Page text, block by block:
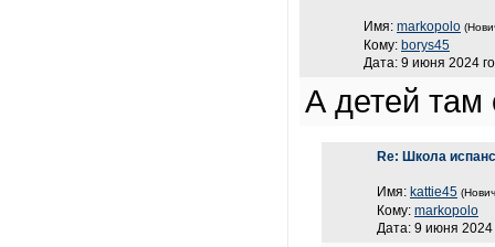
Имя: markopolo
Кому: borys45
Дата: 9 июня 2024
А детей
Re: Школа
Имя: kattie45
Кому: markopolo
Дата: 9 июня 2024